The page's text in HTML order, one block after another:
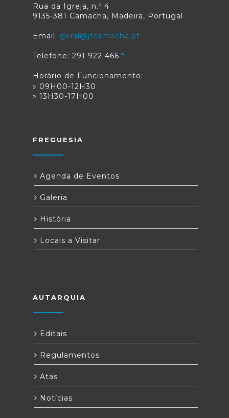
Rua da Igreja, n.º 4
9135-381 Camacha, Madeira, Portugal
Email: geral@jfcamacha.pt
Telefone: 291 922 466
Horário de Funcionamento:
» 09H00-12H30
» 13H30-17H00
FREGUESIA
Agenda de Eventos
Galeria
História
Locais a Visitar
AUTARQUIA
Editais
Regulamentos
Atas
Notícias